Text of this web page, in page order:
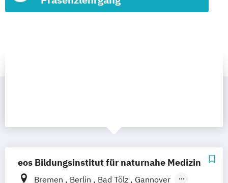
eos Bildungsinstitut für naturnahe Medizin
Bremen Berlin Bad Tölz
Gannover